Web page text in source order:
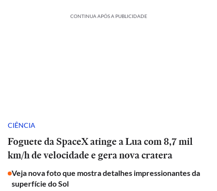
CONTINUA APÓS A PUBLICIDADE
CIÊNCIA
Foguete da SpaceX atinge a Lua com 8,7 mil
km/h de velocidade e gera nova cratera
Veja nova foto que mostra detalhes impressionantes da
superfície do Sol